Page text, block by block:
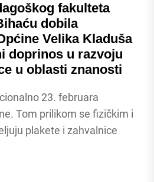
fakulteta
dobila
Velika Kladuša
doprinos u razvoju
u oblasti znanosti
23. februara
Tom prilikom se fizičkim i
plakete i zahvalnice